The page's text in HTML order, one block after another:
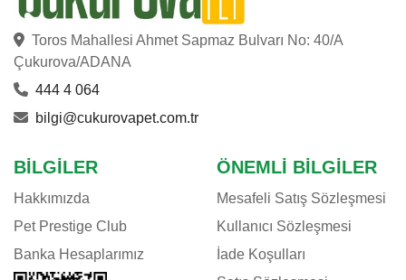
Toros Mahallesi Ahmet Sapmaz Bulvarı No: 40/A
Çukurova/ADANA
444 4 064
bilgi@cukurovapet.com.tr
BILGILER
Hakkımızda
Pet Prestige Club
Banka Hesaplarımız
ÖNEMLI BILGILER
Mesafeli Satış Sözleşmesi
Kullanıcı Sözleşmesi
İade Koşulları